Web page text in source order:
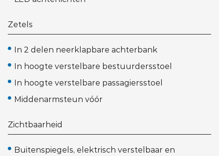
Zetels
In 2 delen neerklapbare achterbank
In hoogte verstelbare bestuurdersstoel
In hoogte verstelbare passagiersstoel
Middenarmsteun vóór
Zichtbaarheid
Buitenspiegels, elektrisch verstelbaar en